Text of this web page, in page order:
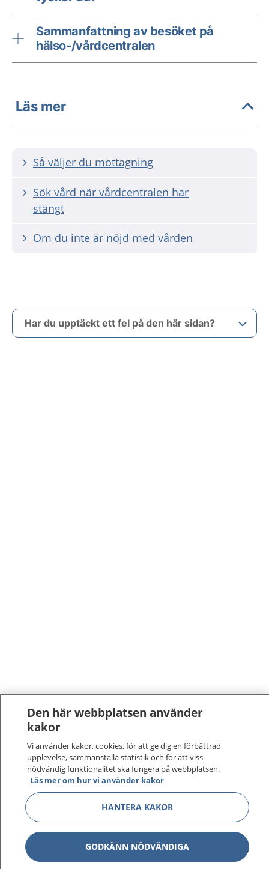
Sammanfattning av besöket på
hälso-/vårdcentralen
Läs mer
Så väljer du mottagning
Sök vård när vårdcentralen har
stängt
Om du inte är nöjd med vården
Har du upptäckt ett fel på den här sidan?
Den här webbplatsen använder
kakor
Vi använder kakor, cookies, för att ge dig en förbättrad
upplevelse, sammanställa statistik och för att viss
nödvändig funktionalitet ska fungera på webbplatsen.
Läs mer om hur vi använder kakor
HANTERA KAKOR
GODKÄNN NÖDVÄNDIGA